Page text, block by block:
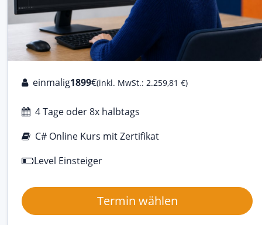
einmalig1899€(inkl. MwSt.: 2.259,81 €)
4 Tage oder 8x halbtags
C# Online Kurs mit Zertifikat
Level Einsteiger
Termin wählen